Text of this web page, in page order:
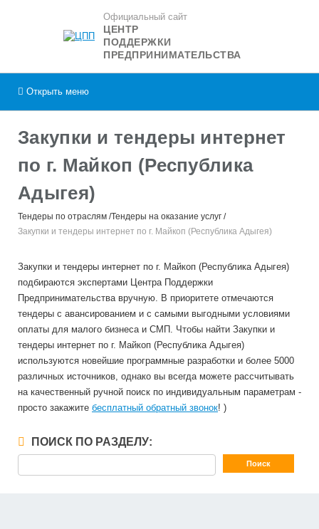
Официальный сайт
ЦЕНТР
ПОДДЕРЖКИ
ПРЕДПРИНИМАТЕЛЬСТВА
Открыть меню
Закупки и тендеры интернет
по г. Майкоп (Республика
Адыгея)
Тендеры по отраслям Тендеры на оказание услуг
Закупки и тендеры интернет по г. Майкоп (Республика Адыгея)
Закупки и тендеры интернет по г. Майкоп (Республика Адыгея)
подбираются экспертами Центра Поддержки
Предпринимательства вручную. В приоритете отмечаются
тендеры с авансированием и с самыми выгодными условиями
оплаты для малого бизнеса и СМП. Чтобы найти Закупки и
тендеры интернет по г. Майкоп (Республика Адыгея)
используются новейшие программные разработки и более 5000
различных источников, однако вы всегда можете рассчитывать
на качественный ручной поиск по индивидуальным параметрам -
просто закажите бесплатный обратный звонок! )
ПОИСК ПО РАЗДЕЛУ: